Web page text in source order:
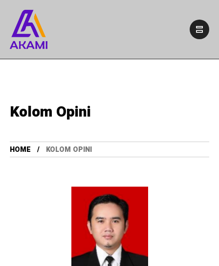
Kolom Opini
HOME KOLOM OPINI